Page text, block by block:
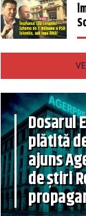
Dosarul
plătită
ajuns
de știri